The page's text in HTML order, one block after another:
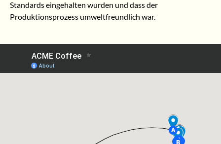
Standards eingehalten wurden und dass der
Produktionsprozess umweltfreundlich war.